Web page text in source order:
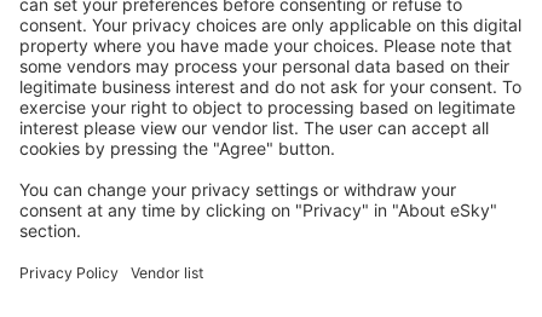
Ubytování dle vašeho gusta
Vyberte si z více než 1.3 milionu zařízení: hotelů,
apartmánů, chat a dalších.
Ubytování v Polsku - Oblíbená města